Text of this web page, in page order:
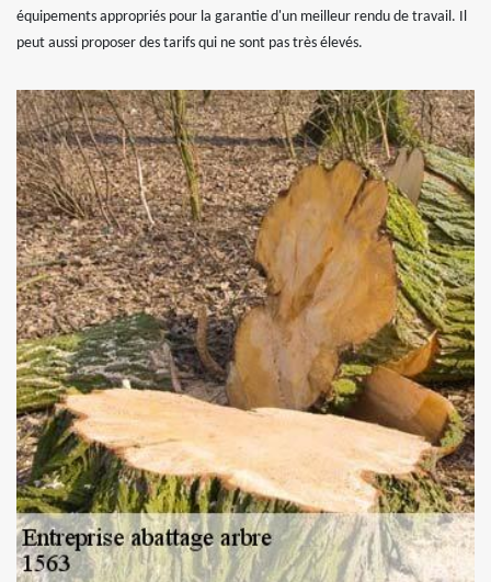
équipements appropriés pour la garantie d'un meilleur rendu de travail. Il
peut aussi proposer des tarifs qui ne sont pas très élevés.